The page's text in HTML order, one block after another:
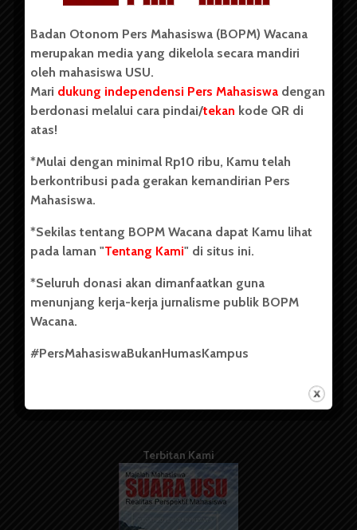
Badan Otonom Pers Mahasiswa (BOPM) Wacana merupakan
pers mahasiswa yang berdiri di luar kampus dan dikelola
secara mandiri oleh mahasiswa Universitas Sumatera Utara
(USU). Sebelumnya BOPM Wacana merupakan salah satu
Unit Kegiatan Mahasiswa (UKM) di Universitas Sumatera
berdiri pada 1 Juli 1995.
Kontribusi
Info Iklan
Pedoman Media Siber
Kode Etik Jurnalistik
Terbitan Kami
Badan Otonom Pers Mahasiswa (BOPM) Wacana
merupakan media yang dikelola secara mandiri
oleh mahasiswa USU.
Mari dukung independensi Pers Mahasiswa dengan
berdonasi melalui cara pindai/tekan kode QR di
atas!
*Mulai dengan minimal Rp10 ribu, Kamu telah
berkontribusi pada gerakan kemandirian Pers
Mahasiswa.
*Sekilas tentang BOPM Wacana dapat Kamu lihat
pada laman "Tentang Kami" di situs ini.
*Seluruh donasi akan dimanfaatkan guna
menunjang kerja-kerja jurnalisme publik BOPM
Wacana.
#PersMahasiswaBukanHumasKampus